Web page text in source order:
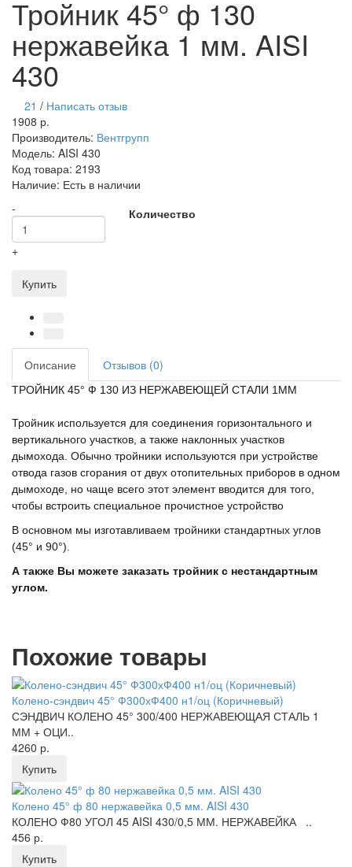
Тройник 45° ф 130
нержавейка 1 мм. AISI
430
21 / Написать отзыв
1908 р.
Производитель: Вентгрупп
Модель: AISI 430
Код товара: 2193
Наличие: Есть в наличии
Количество
-
+
Купить
Описание Отзывов (0)
ТРОЙНИК 45° Ф 130 ИЗ НЕРЖАВЕЮЩЕЙ СТАЛИ 1ММ
Тройник используется для соединения горизонтального и
вертикального участков, а также наклонных участков
дымохода. Обычно тройники используются при устройстве
отвода газов сгорания от двух отопительных приборов в одном
дымоходе, но чаще всего этот элемент вводится для того,
чтобы встроить специальное прочистное устройство
В основном мы изготавливаем тройники стандартных углов
(45° и 90°).
А также Вы можете заказать тройник с нестандартным
углом.
Похожие товары
Колено-сэндвич 45° Ф300хФ400 н1/оц (Коричневый)
СЭНДВИЧ КОЛЕНО 45° 300/400 НЕРЖАВЕЮЩАЯ СТАЛЬ 1
ММ + ОЦИ..
4260 р.
Купить
Колено 45° ф 80 нержавейка 0,5 мм. AISI 430
КОЛЕНО Ф80 УГОЛ 45 AISI 430/0,5 ММ. НЕРЖАВЕЙКА ..
456 р.
Купить